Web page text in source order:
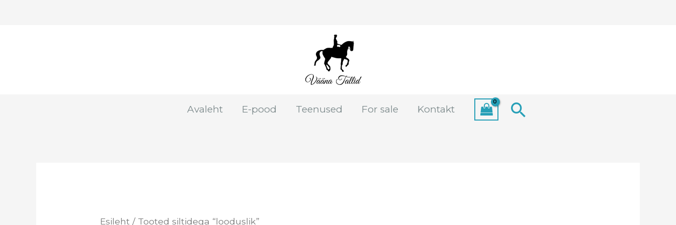
Avaleht E-pood Teenused For sale Kontakt Search
Esileht / Tooted siltidega “looduslik”